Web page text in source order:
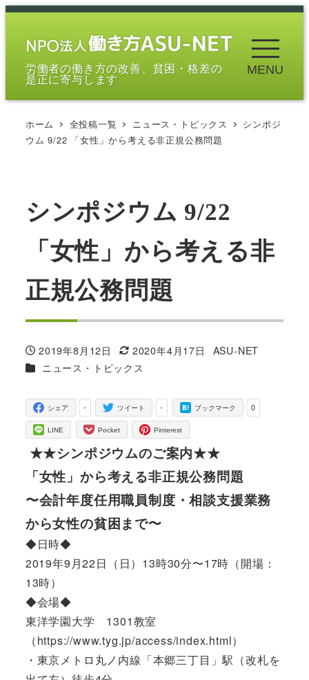
メ
労働者の働き方の改善、貧困・格差の
是正に寄与します
MENU
ホーム 全投稿一覧 ニュース・トピックス
シンポジ
ウム 9/22 「女性」から考える非正規公務問題
シンポジウム 9/22
「女性」から考える非
正規公務問題
投稿日
2019年8月12日
更新日
2020年4月17日
著
ASU-NET
カテゴリー
ニュース・トピックス
-
シェア -
ツイート 0
ブックマーク
LINE Pocket Pinterest
★★シンポジウムのご案内★★
「女性」から考える非正規公務問題
〜会計年度任用職員制度・相談支援業務
から女性の貧困まで〜
◆日時◆
2019年9月22日（日）13時30分〜17時（開場：
13時）
◆会場◆
東洋学園大学 1301教室
（https://www.tyg.jp/access/index.html）
・東京メトロ丸ノ内線「本郷三丁目」駅（改札を